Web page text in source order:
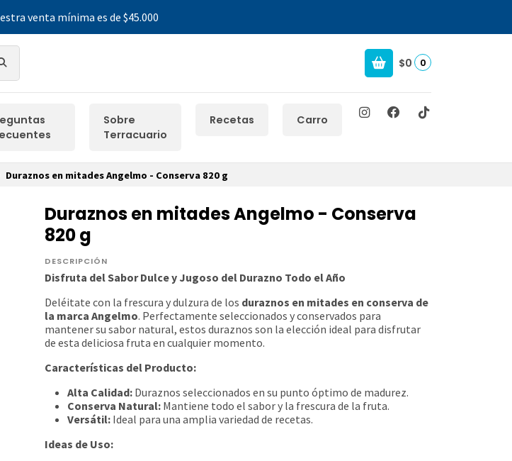
venta mínima es de $45.000
$0 0
Sobre
Terracuario
Recetas Carro
Duraznos en mitades Angelmo - Conserva 820 g
Duraznos en mitades Angelmo - Conserva
820 g
DESCRIPCIÓN
Disfruta del Sabor Dulce y Jugoso del Durazno Todo el Año
Deléitate con la frescura y dulzura de los duraznos en mitades en conserva de
la marca Angelmo. Perfectamente seleccionados y conservados para
mantener su sabor natural, estos duraznos son la elección ideal para disfrutar
de esta deliciosa fruta en cualquier momento.
Características del Producto:
Alta Calidad: Duraznos seleccionados en su punto óptimo de madurez.
Conserva Natural: Mantiene todo el sabor y la frescura de la fruta.
Versátil: Ideal para una amplia variedad de recetas.
Ideas de Uso: